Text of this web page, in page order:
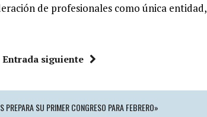
de profesionales como única entidad,
Entrada siguiente
PREPARA SU PRIMER CONGRESO PARA FEBRERO»